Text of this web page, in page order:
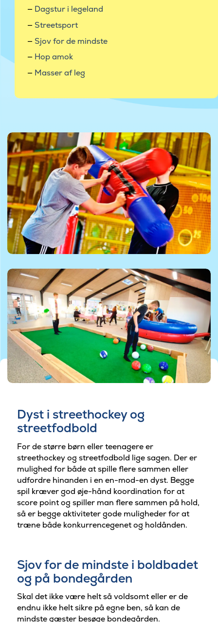
Dagstur i legeland
Streetsport
Sjov for de mindste
Hop amok
Masser af leg
Dyst i streethockey og
streetfodbold
For de større børn eller teenagere er
streethockey og streetfodbold lige sagen. Der er
mulighed for både at spille flere sammen eller
udfordre hinanden i en en-mod-en dyst. Begge
spil kræver god øje-hånd koordination for at
score point og spiller man flere sammen på hold,
så er begge aktiviteter gode muligheder for at
træne både konkurrencegenet og holdånden.
Sjov for de mindste i boldbadet
og på bondegården
Skal det ikke være helt så voldsomt eller er de
endnu ikke helt sikre på egne ben, så kan de
mindste gæster besøge bondegården.